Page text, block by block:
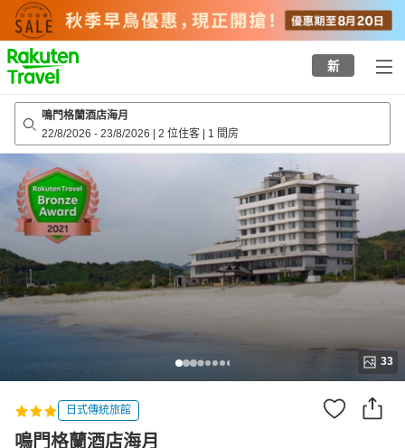
to
top
page
新
鳴門格蘭酒店海月
22/8/2026 - 23/8/2026 | 2 位住客 | 1 間房
33
日式傳統旅館
鳴門格蘭酒店海月